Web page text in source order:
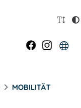
MOBILITÄT